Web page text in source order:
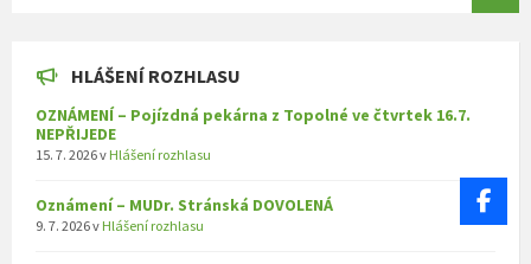
HLÁŠENÍ ROZHLASU
OZNÁMENÍ – Pojízdná pekárna z Topolné ve čtvrtek 16.7.
NEPŘIJEDE
15. 7. 2026v Hlášení rozhlasu
Oznámení – MUDr. Stránská DOVOLENÁ
9. 7. 2026v Hlášení rozhlasu